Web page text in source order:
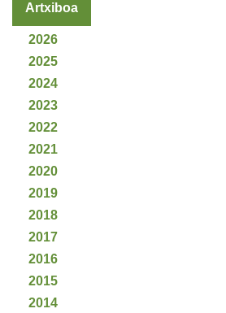
Artxiboa
2026
2025
2024
2023
2022
2021
2020
2019
2018
2017
2016
2015
2014